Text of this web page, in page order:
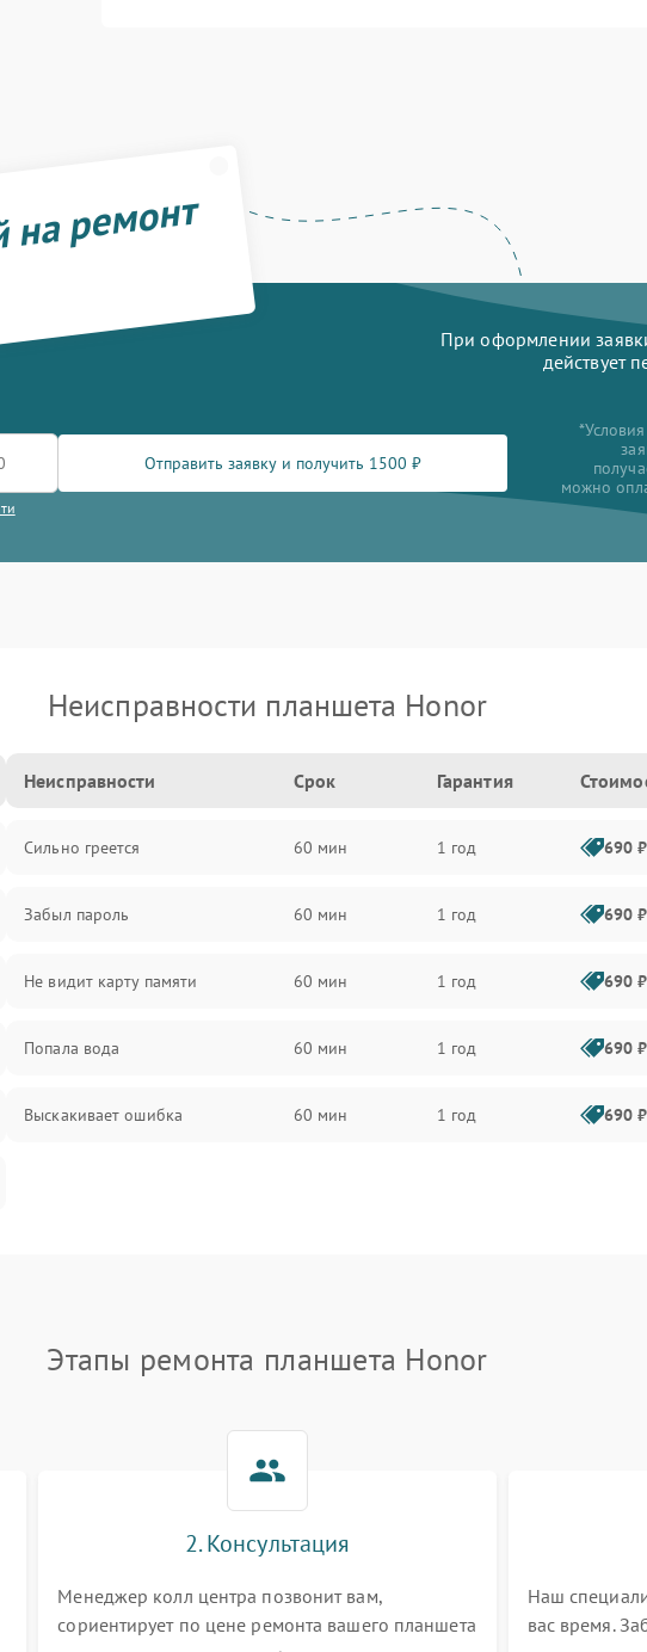
ремонт
При оформлении
действует
Отправить заявку и получить 1500 ₽
можно
Неисправности планшета Honor
Неисправности Срок Гарантия
Сильно греется 60 мин 1 год 690 ₽
Забыл пароль 60 мин 1 год 690 ₽
Не видит карту памяти 60 мин 1 год 690 ₽
Попала вода 60 мин 1 год 690 ₽
Выскакивает ошибка 60 мин 1 год 690 ₽
Этапы ремонта планшета Honor
2. Консультация
Менеджер колл центра позвонит вам,
сориентирует по цене ремонта вашего планшета
Наш
вас время.